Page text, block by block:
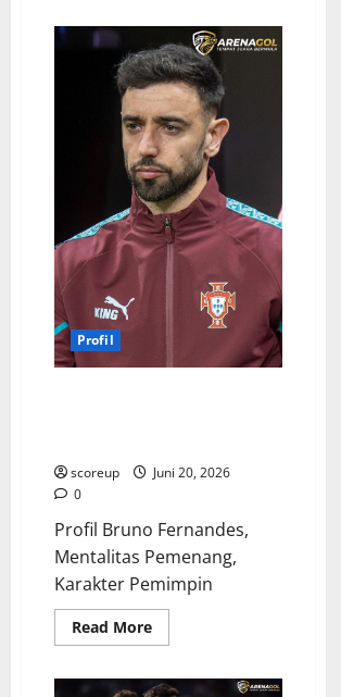
Mendes
Potensi
Tak
Terbatas,
Bintang
Masa
Depan
PSG
dan
Portugal
yang
Mengguncang
Dunia
Profil
scoreup
Juni 20, 2026
0
Profil Bruno Fernandes,
Mentalitas Pemenang,
Karakter Pemimpin
Read MoreRead
more
Bruno